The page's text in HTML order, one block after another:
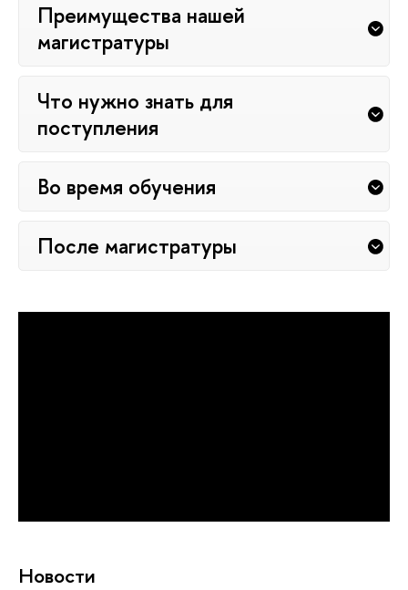
Преимущества нашей
магистратуры
Что нужно знать для
поступления
Во время обучения
После магистратуры
Новости